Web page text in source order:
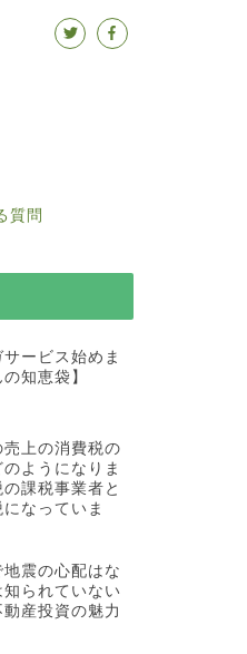
質問
ービス始めま
知恵袋】
売上の消費税の
ようになりま
課税事業者と
なっていま
震の心配はな
られていない
産投資の魅力